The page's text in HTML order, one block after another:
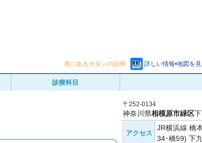
表にあるボタンの説明 詳しい情報•地図を
診療科目
〒252-0134
神奈川県相模原市緑区
アクセス
JR横浜線 橋
34･橋59) 下